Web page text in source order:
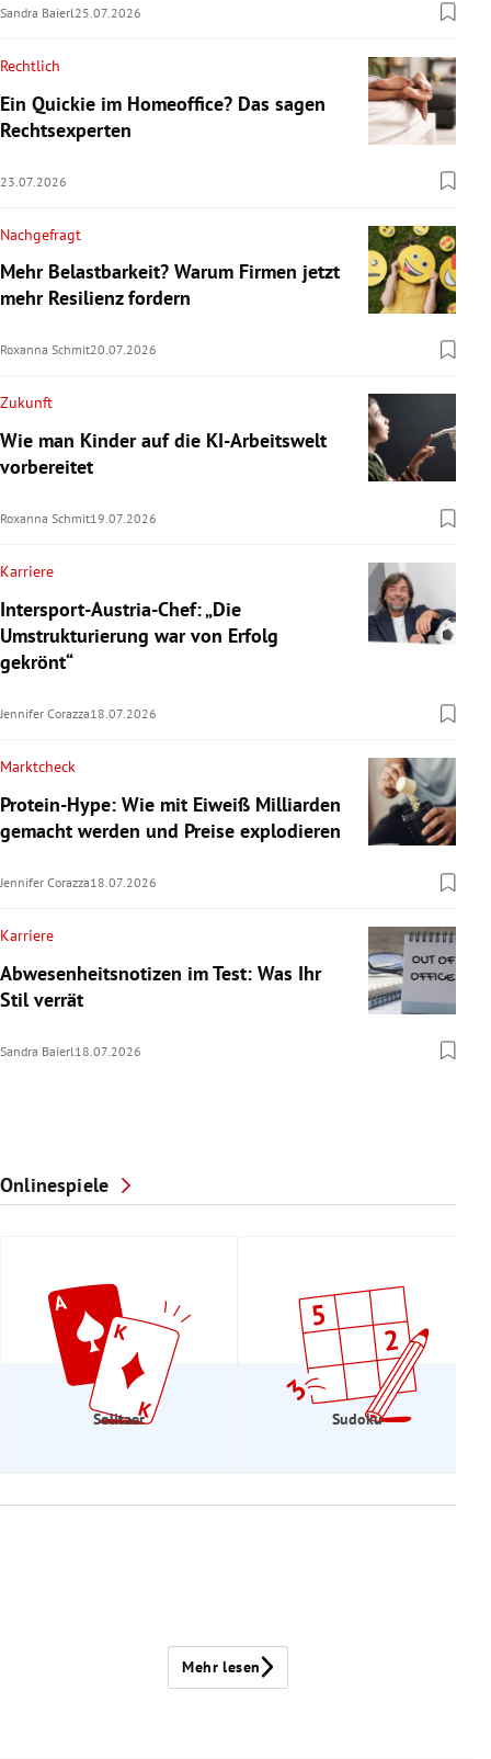
Sandra Baierl 25.07.2026
Rechtlich
Ein Quickie im Homeoffice? Das sagen
Rechtsexperten
23.07.2026
Nachgefragt
Mehr Belastbarkeit? Warum Firmen jetzt
mehr Resilienz fordern
Roxanna Schmit20.07.2026
Zukunft
Wie man Kinder auf die KI-Arbeitswelt
vorbereitet
Roxanna Schmit19.07.2026
Karriere
Intersport-Austria-Chef: „Die
Umstrukturierung war von Erfolg
gekrönt“
Jennifer Corazza18.07.2026
Marktcheck
Protein-Hype: Wie mit Eiweiß Milliarden
gemacht werden und Preise explodieren
Jennifer Corazza18.07.2026
Karriere
Abwesenheitsnotizen im Test: Was Ihr
Stil verrät
Sandra Baierl 18.07.2026
Onlinespiele
Solitaer Sudoku
Mehr lesen